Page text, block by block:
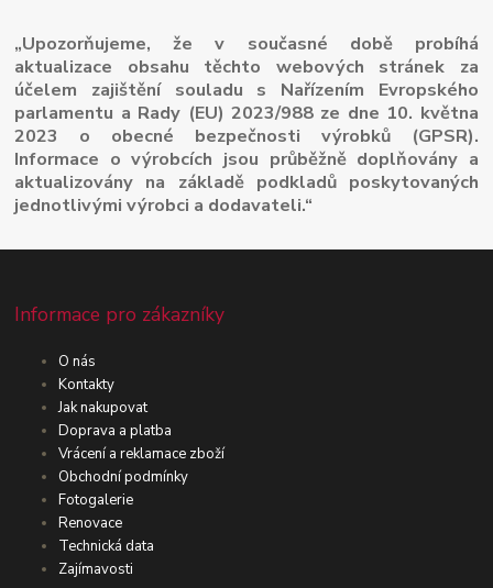
„Upozorňujeme, že v současné době probíhá
aktualizace obsahu těchto webových stránek za
účelem zajištění souladu s Nařízením Evropského
parlamentu a Rady (EU) 2023/988 ze dne 10. května
2023 o obecné bezpečnosti výrobků (GPSR).
Informace o výrobcích jsou průběžně doplňovány a
aktualizovány na základě podkladů poskytovaných
jednotlivými výrobci a dodavateli.“
Informace pro zákazníky
O nás
Kontakty
Jak nakupovat
Doprava a platba
Vrácení a reklamace zboží
Obchodní podmínky
Fotogalerie
Renovace
Technická data
Zajímavosti